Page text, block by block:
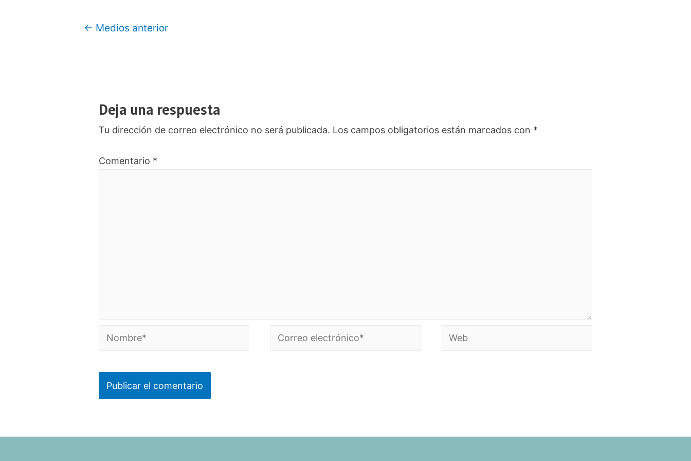
Navegación
← Medios anterior
Deja una respuesta
Tu dirección de correo electrónico no será publicada. Los campos obligatorios están marcados con *
Comentario *
Nombre*
Correo
Web